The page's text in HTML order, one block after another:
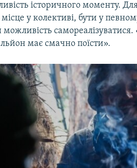
історичного моменту.
місце у колективі, бути у
можливість
має смачно поїсти».